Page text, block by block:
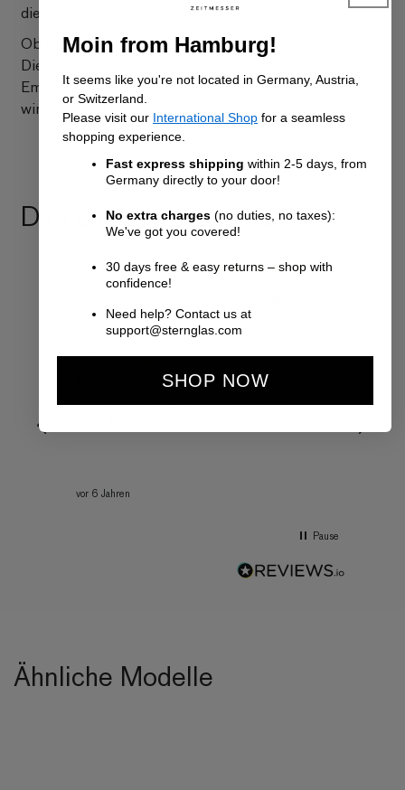
die Löcher im Gehäuse führst.
Ob Lederband, Cordura® Nylon oder im Milanaise-Stil.
Die Wahl liegt bei Dir. Unsere persönlichen
Empfehlungen passend zu Deinem Zeitmesser, haben
wir oben für Dich zusammengestellt.
Das sagen unsere Kunden
Hervorragend
Anonym
Verified Customer
Tolles Design, nicht so protzig wie bei
vor 6 Jahren
Anonym
Alles
Pause
Ähnliche Modelle
Moin from Hamburg!
It seems like you're not located in Germany, Austria,
or Switzerland.
Please visit our International Shop for a seamless
shopping experience.
Fast express shipping within 2-5 days, from
Germany directly to your door!
No extra charges (no duties, no taxes):
We've got you covered!
30 days free & easy returns – shop with
confidence!
Need help? Contact us at
support@sternglas.com
SHOP NOW